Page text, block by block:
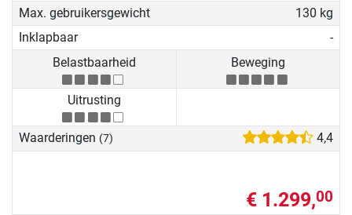
Max. gebruikersgewicht
130 kg
Inklapbaar
-
Belastbaarheid
Beweging
Uitrusting
Waarderingen (7) 4,4
€ 1.299,00